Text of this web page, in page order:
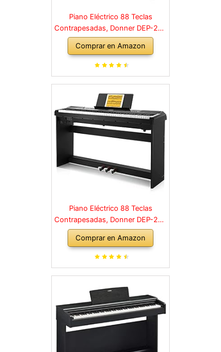
Piano Eléctrico 88 Teclas
Contrapesadas, Donner DEP-20S
Piano Digital 88 Teclas con
Soporte y 3 Pedal para
Principiante, retro, negro
Comprar en Amazon
Piano Eléctrico 88 Teclas
Contrapesadas, Donner DEP-20S
Piano Digital 88 Teclas con
Soporte y 3 Pedal para
Principiante, retro, negro
Comprar en Amazon